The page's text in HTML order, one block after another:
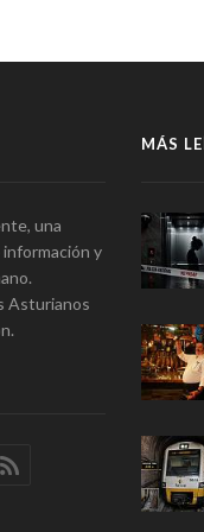
una
información y
Asturianos
MÁS